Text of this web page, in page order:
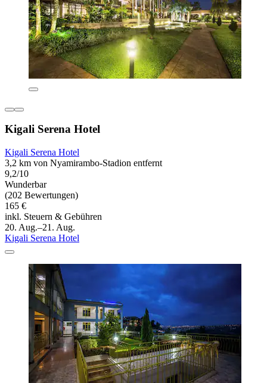
Kigali Serena Hotel
Kigali Serena Hotel
3,2 km von Nyamirambo-Stadion entfernt
9,2/10
Wunderbar
(202 Bewertungen)
165 €
inkl. Steuern & Gebühren
20. Aug.–21. Aug.
Kigali Serena Hotel